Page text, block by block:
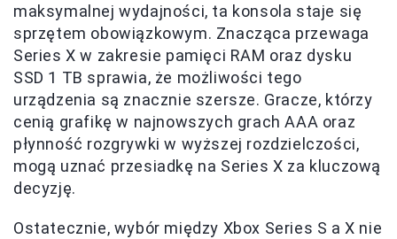
maksymalnej wydajności, ta konsola staje się
sprzętem obowiązkowym. Znacząca przewaga
Series X w zakresie pamięci RAM oraz dysku
SSD 1 TB sprawia, że możliwości tego
urządzenia są znacznie szersze. Gracze, którzy
cenią grafikę w najnowszych grach AAA oraz
płynność rozgrywki w wyższej rozdzielczości,
mogą uznać przesiadkę na Series X za kluczową
decyzję.
Ostatecznie, wybór między Xbox Series S a X nie